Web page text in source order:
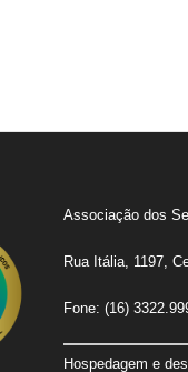
Associação dos
Rua Itália, 1197,
Fone: (16)
Hospedagem e